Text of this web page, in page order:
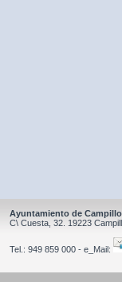
Ayuntamiento de
C\ Cuesta, 32. 19223
Tel.: 949 859 000 - e_Mail: